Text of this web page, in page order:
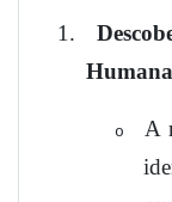
1.
o
A